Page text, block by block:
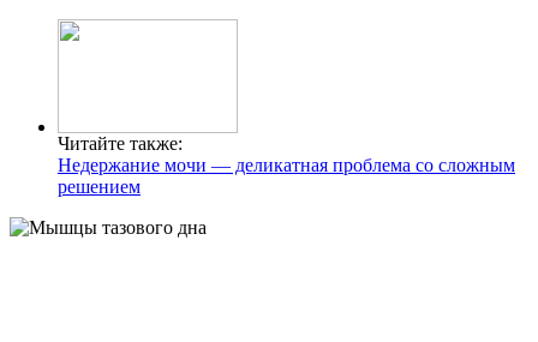
Читайте также:
Недержание мочи — деликатная проблема со сложным
решением